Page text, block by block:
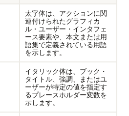
太字体は、アクションに関
連付けられたグラフィカ
ル・ユーザー・インタフェ
ース要素や、本文または用
語集で定義されている用語
を示します。
イタリック体は、ブック・
タイトル、強調、またはユ
ーザーが特定の値を指定す
るプレースホルダー変数を
示します。